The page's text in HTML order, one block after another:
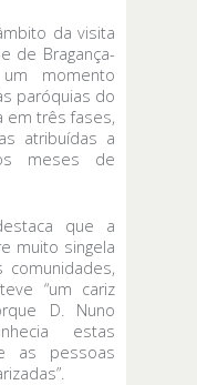
da visita
de Bragança-
momento
paróquias do
em três fases,
atribuídas a
meses de
que a
muito singela
comunidades,
“um cariz
D. Nuno
estas
as pessoas